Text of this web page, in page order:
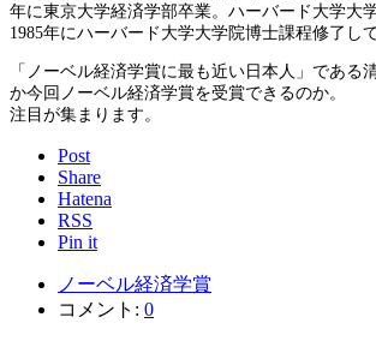
年に東京大学経済学部卒業。ハーバード大学大
1985年にハーバード大学大学院博士課程修了し
「ノーベル経済学賞に最も近い日本人」である
か今回ノーベル経済学賞を受賞できるのか。
注目が集まります。
Post
Share
Hatena
RSS
Pin it
ノーベル経済学賞
コメント: 0